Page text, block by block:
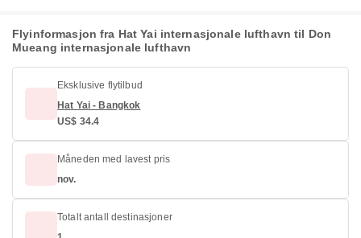
Flyinformasjon fra Hat Yai internasjonale lufthavn til Don
Mueang internasjonale lufthavn
Eksklusive flytilbud
Hat Yai - Bangkok
US$ 34.4
Måneden med lavest pris
nov.
Totalt antall destinasjoner